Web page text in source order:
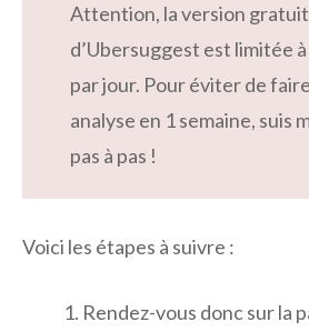
Attention, la version
d’Ubersuggest est limitée
par jour. Pour éviter de
analyse en 1 semaine, suis
pas à pas !
Voici les étapes à suivre :
Rendez-vous donc sur la